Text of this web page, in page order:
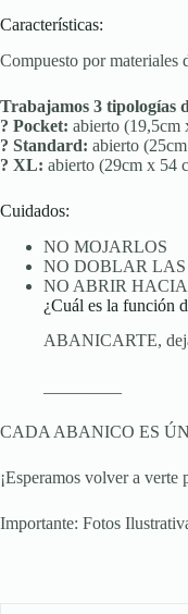
Características:
Compuesto por materiales
Trabajamos 3 tipologías
? Pocket: abierto (19,5cm
? Standard: abierto
? XL: abierto (29cm x 54
Cuidados:
NO MOJARLOS
NO DOBLAR
NO ABRIR
¿Cuál es la función
ABANICARTE,
CADA ABANICO ES
¡Esperamos volver a verte
Importante: Fotos